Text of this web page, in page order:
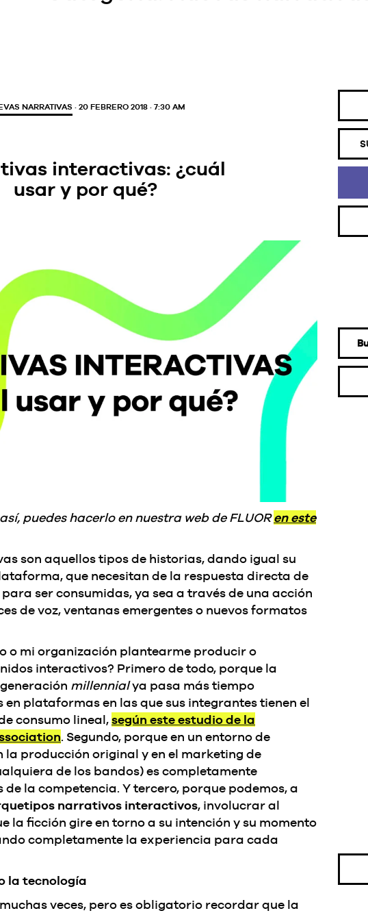
NARRATIVAS · 20 FEBRERO 2018 · 7:30 AM
interactivas: ¿cuál
usar y por qué?
puedes hacerlo en nuestra web de FLUORen este
son aquellos tipos de historias, dando igual su
que necesitan de la respuesta directa de
ser consumidas, ya sea a través de una acción
de voz, ventanas emergentes o nuevos formatos
o mi organización plantearme producir o
interactivos? Primero de todo, porque la
millennialya pasa más tiempo
plataformas en las que sus integrantes tienen el
consumo lineal,según este estudio de la
. Segundo, porque en un entorno de
la producción original y en el marketing de
de los bandos) es completamente
la competencia. Y tercero, porque podemos, a
narrativos interactivos, involucrar al
la ficción gire en torno a su intención y su momento
completamente la experiencia para cada
la tecnología
veces, pero es obligatorio recordar que la